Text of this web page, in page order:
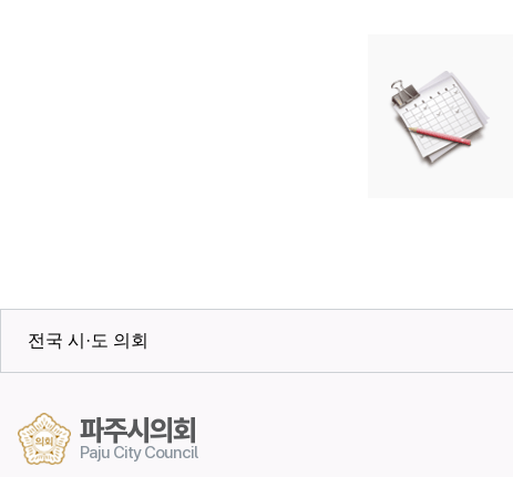
전국 시·도 의회
파주시의회
Paju City Council